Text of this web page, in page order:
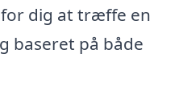
dig at træffe en
baseret på både